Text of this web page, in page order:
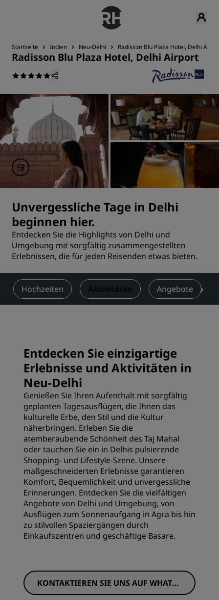
Startseite Indien Neu-Delhi Radisson Blu Plaza Hotel, Delhi
Radisson Blu Plaza Hotel, Delhi Airport
Unvergessliche Tage in Delhi
beginnen hier.
Entdecken Sie die Highlights von Delhi und
Umgebung mit sorgfältig zusammengestellten
Erlebnissen, die für jeden Reisenden etwas bieten.
Hochzeiten Aktivitäten Angebote
Entdecken Sie einzigartige
Erlebnisse und Aktivitäten in
Neu-Delhi
Genießen Sie Ihren Aufenthalt mit sorgfältig
geplanten Tagesausflügen, die Ihnen das
kulturelle Erbe, den Stil und die Kultur
näherbringen. Erleben Sie die
atemberaubende Schönheit des Taj Mahal
oder tauchen Sie ein in Delhis pulsierende
Shopping- und Lifestyle-Szene. Unsere
maßgeschneiderten Erlebnisse garantieren
Komfort, Bequemlichkeit und unvergessliche
Erinnerungen. Entdecken Sie die vielfältigen
Angebote von Delhi und Umgebung, von
Ausflügen zum Sonnenaufgang in Agra bis hin
zu stilvollen Spaziergängen durch
Einkaufszentren und geschäftige Basare.
KONTAKTIEREN SIE UNS AUF WHATSA
PP